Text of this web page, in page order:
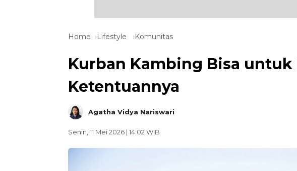
Home Lifestyle Komunitas
Kurban Kambing Bisa untuk
Ketentuannya
Agatha Vidya Nariswari
Senin, 11 Mei 2026 | 14:02 WIB